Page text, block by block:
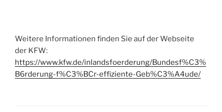
Weitere Informationen finden Sie auf der Webseite
der KFW:
https://www.kfw.de/inlandsfoerderung/Bundesf%C3%
B6rderung-f%C3%BCr-effiziente-Geb%C3%A4ude/